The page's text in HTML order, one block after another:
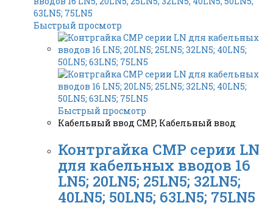
Быстрый просмотр
Быстрый просмотр
Кабельный ввод CMP, Кабельный ввод
Контргайка CMP серии LN
для кабельных вводов 16
LN5; 20LN5; 25LN5; 32LN5;
40LN5; 50LN5; 63LN5; 75LN5